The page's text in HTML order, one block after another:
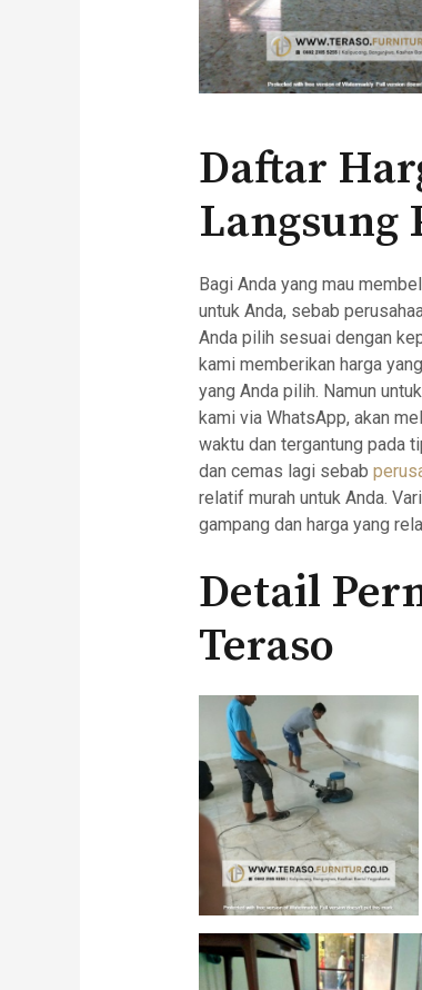
Daftar
Langsung
Bagi Anda yang mau
untuk Anda, sebab
Anda pilih sesuai dengan
kami memberikan harga
yang Anda pilih. Namun
kami via WhatsApp, akan
waktu dan tergantung pada
dan cemas lagi sebab
relatif murah untuk Anda.
gampang dan harga yang
Detail
Teraso